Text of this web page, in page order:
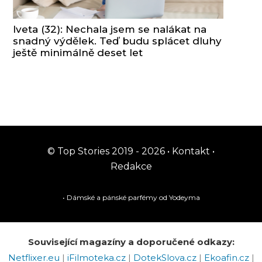
Iveta (32): Nechala jsem se nalákat na
snadný výdělek. Teď budu splácet dluhy
ještě minimálně deset let
© Top Stories 2019 - 2026 • Kontakt •
Redakce
• Dámské a pánské parfémyod Yodeyma
Související magazíny a doporučené odkazy:
Netflixer.eu | iFilmoteka.cz | DotekSlova.cz | Ekoafin.cz |